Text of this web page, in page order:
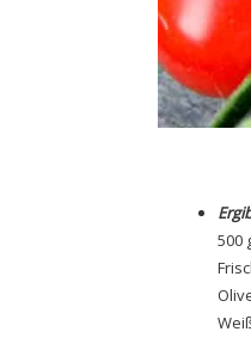
500